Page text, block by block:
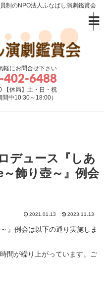
制のNPO法人ふなばし演劇鑑賞会
にお問合せ下さい
402-6488
【休局】土・日・祝
間中10:30～18:00）
デュース『しあ
飾り壺～』例会
2021.01.13 2023.11.13
』例会は以下の通り実施しま
間が繰り上がっています。ご